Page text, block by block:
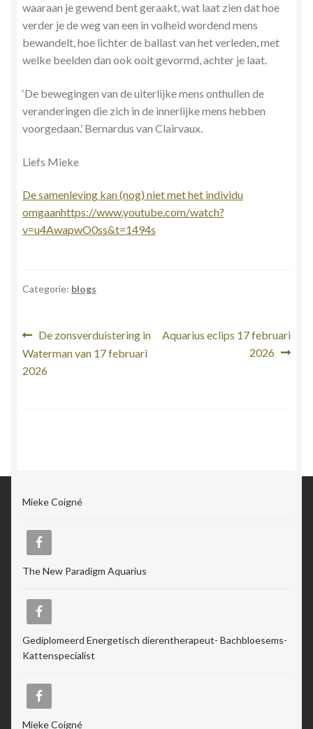
waaraan je gewend bent geraakt, wat laat zien dat hoe
verder je de weg van een in volheid wordend mens
bewandelt, hoe lichter de ballast van het verleden, met
welke beelden dan ook ooit gevormd, achter je laat.
‘De bewegingen van de uiterlijke mens onthullen de
veranderingen die zich in de innerlijke mens hebben
voorgedaan.’ Bernardus van Clairvaux.
Liefs Mieke
De samenleving kan (nog) niet met het individu
omgaanhttps://www.youtube.com/watch?
v=u4AwapwO0ss&t=1494s
Categorie: blogs
Bericht
navigatie
Vorig
bericht:
De zonsverduistering in
Waterman van 17 februari
2026
Volgend
Aquarius eclips 17 februari
2026
Mieke Coigné
The New Paradigm Aquarius
Gediplomeerd Energetisch dierentherapeut- Bachbloesems-
Kattenspecialist
Mieke Coigné